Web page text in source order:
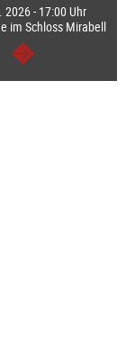
2026 - 17:00 Uhr
im Schloss Mirabell
weiter